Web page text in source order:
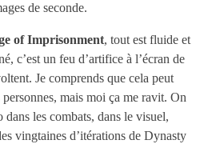
de seconde.
of Imprisonment, tout est fluide et
c’est un feu d’artifice à l’écran de
Je comprends que cela peut
mais moi ça me ravit. On
les combats, dans le visuel,
vingtaines d’itérations de Dynasty